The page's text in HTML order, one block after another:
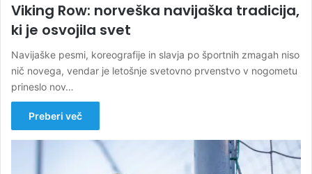
Viking Row: norveška navijaška tradicija,
ki je osvojila svet
Navijaške pesmi, koreografije in slavja po športnih zmagah niso
nič novega, vendar je letošnje svetovno prvenstvo v nogometu
prineslo nov…
Preberi več